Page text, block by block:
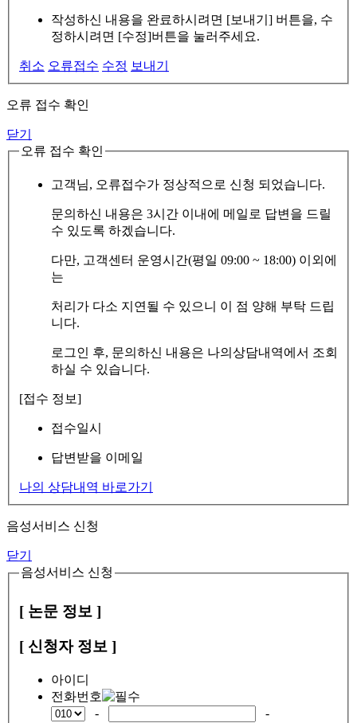
작성하신 내용을 완료하시려면 [보내기] 버튼을, 수
정하시려면 [수정]버튼을 눌러주세요.
취소 오류접수 수정 보내기
오류 접수 확인
닫기
오류 접수 확인
고객님, 오류접수가 정상적으로 신청 되었습니다.
문의하신 내용은 3시간 이내에 메일로 답변을 드릴
수 있도록 하겠습니다.
다만, 고객센터 운영시간(평일 09:00 ~ 18:00) 이외에
는
처리가 다소 지연될 수 있으니 이 점 양해 부탁 드립
니다.
로그인 후, 문의하신 내용은 나의상담내역에서 조회
하실 수 있습니다.
[접수 정보]
접수일시
답변받을 이메일
나의 상담내역 바로가기
음성서비스 신청
닫기
음성서비스 신청
[ 논문 정보 ]
[ 신청자 정보 ]
아이디
전화번호
-
-